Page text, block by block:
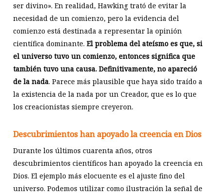
ser divino». En realidad, Hawking trató de evitar la
necesidad de un comienzo, pero la evidencia del
comienzo está destinada a representar la opinión
científica dominante. El problema del ateísmo es que, si
el universo tuvo un comienzo, entonces significa que
también tuvo una causa. Definitivamente, no apareció
de la nada. Parece más plausible que haya sido traído a
la existencia de la nada por un Creador, que es lo que
los creacionistas siempre creyeron.
Descubrimientos han apoyado la creencia en Dios
Durante los últimos cuarenta años, otros
descubrimientos científicos han apoyado la creencia en
Dios. El ejemplo más elocuente es el ajuste fino del
universo. Podemos utilizar como ilustración la señal de